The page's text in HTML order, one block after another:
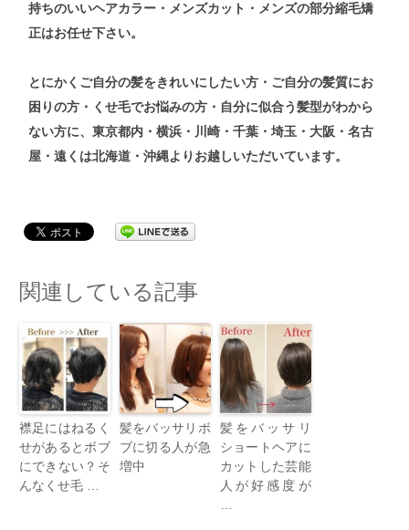
持ちのいいヘアカラー・メンズカット ・メンズの部分縮毛矯
正はお任せ下さい。
とにかくご自分の髪をきれいにしたい方・ご自分の髪質にお
困りの方・くせ毛でお悩みの方・自分に似合う髪型がわから
ない方に、東京都内・横浜・川崎・千葉・埼玉・大阪・名古
屋・遠くは北海道・沖縄よりお越しいただいています。
関連している記事
襟足にはねるく
せがあるとボブ
にできない？そ
んなくせ毛 …
髪をバッサリボ
ブに切る人が急
増中
髪をバッサリ
ショートヘアに
カットした芸能
人が好感度が